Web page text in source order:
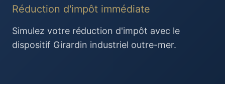
Réduction d'impôt immédiate
Simulez votre réduction d'impôt avec le
dispositif Girardin industriel outre-mer.